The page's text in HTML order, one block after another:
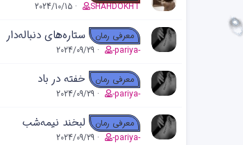
SHAHDOKHT
2024/10/15
معرفی رمان ستاره‌های دنباله‌دار
-pariya-
2024/09/29
معرفی رمان خفته در باد
-pariya-
2024/09/29
معرفی رمان لبخند نیمه‌شب
-pariya-
2024/09/29